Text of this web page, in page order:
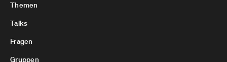
Themen
Talks
Fragen
Gruppen